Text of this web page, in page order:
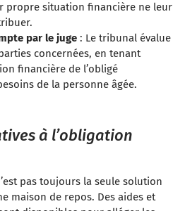
propre situation financière ne leur
par le juge : Le tribunal évalue
concernées, en tenant
financière de l’obligé
de la personne âgée.
à l’obligation
pas toujours la seule solution
maison de repos. Des aides et